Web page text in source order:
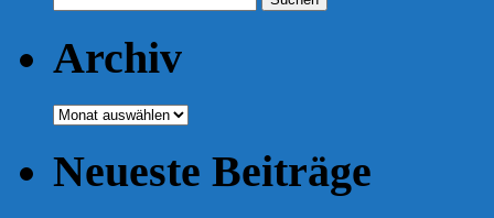
nach:
Archiv
Archiv
Neueste Beiträge